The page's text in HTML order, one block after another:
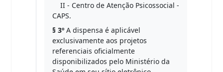
II - Centro de Atenção Psicossocial -
CAPS.
§ 3º A dispensa é aplicável
exclusivamente aos projetos
referenciais oficialmente
disponibilizados pelo Ministério da